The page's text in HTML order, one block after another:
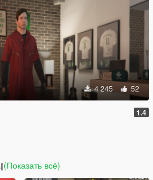
4 245 52
1.4
(Показать всё)